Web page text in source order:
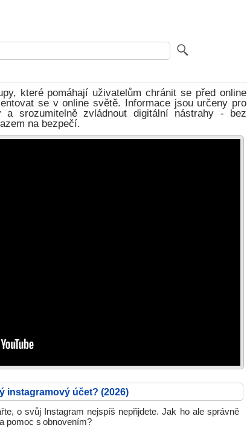
které pomáhají uživatelům chránit se před online
se v online světě. Informace jsou určeny pro
a srozumitelně zvládnout digitální nástrahy - bez
na bezpečí.
instagramový účet? (2026)
o svůj Instagram nejspíš nepřijdete. Jak ho ale správně
pomoc s obnovením?